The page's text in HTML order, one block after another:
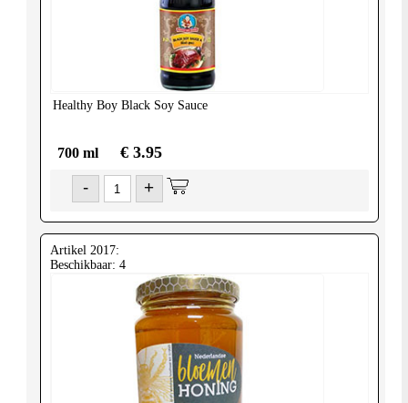
Healthy Boy Black Soy Sauce
700 ml € 3.95
- +
Artikel 2017:
Beschikbaar: 4